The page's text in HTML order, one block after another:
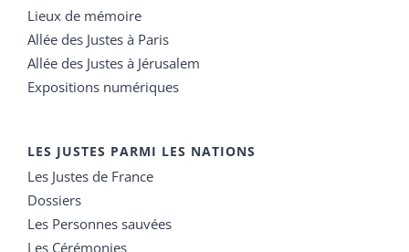
Lieux de mémoire
Allée des Justes à Paris
Allée des Justes à Jérusalem
Expositions numériques
LES JUSTES PARMI LES NATIONS
Les Justes de France
Dossiers
Les Personnes sauvées
Les Cérémonies